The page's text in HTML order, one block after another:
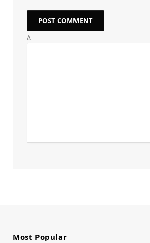
Δ
Most Popular